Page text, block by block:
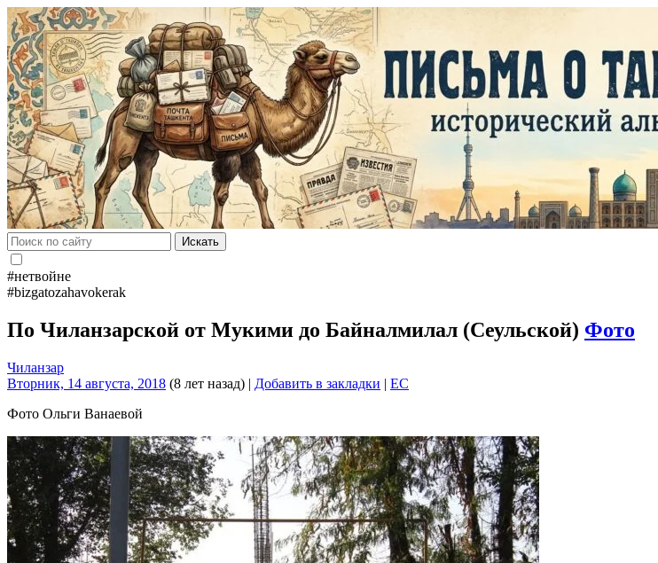
Искать
#нетвойне
#bizgatozahavokerak
По Чиланзарской от Мукими до Байналмилал (Сеульской) Фото
Чиланзар
Вторник, 14 августа, 2018 (8 лет назад) | Добавить в закладки | EC
Фото Ольги Ванаевой